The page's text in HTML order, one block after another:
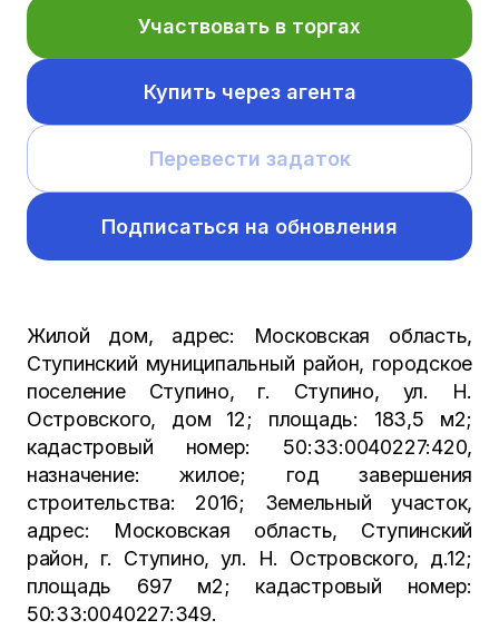
Участвовать в торгах
Купить через агента
Перевести задаток
Подписаться на обновления
Жилой дом, адрес: Московская область,
Ступинский муниципальный район, городское
поселение Ступино, г. Ступино, ул. Н.
Островского, дом 12; площадь: 183,5 м2;
кадастровый номер: 50:33:0040227:420,
назначение: жилое; год завершения
строительства: 2016; Земельный участок,
адрес: Московская область, Ступинский
район, г. Ступино, ул. Н. Островского, д.12;
площадь 697 м2; кадастровый номер:
50:33:0040227:349.